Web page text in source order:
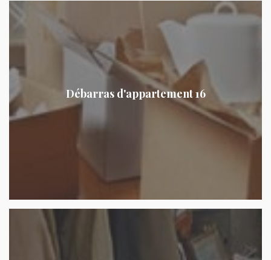
Débarras d'appartement 16